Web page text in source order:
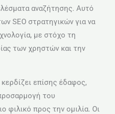
αναζήτησης. Αυτό
SEO στρατηγικών για να
με στόχο τη
των χρηστών και την
επίσης έδαφος,
του
φιλικό προς την ομιλία. Οι